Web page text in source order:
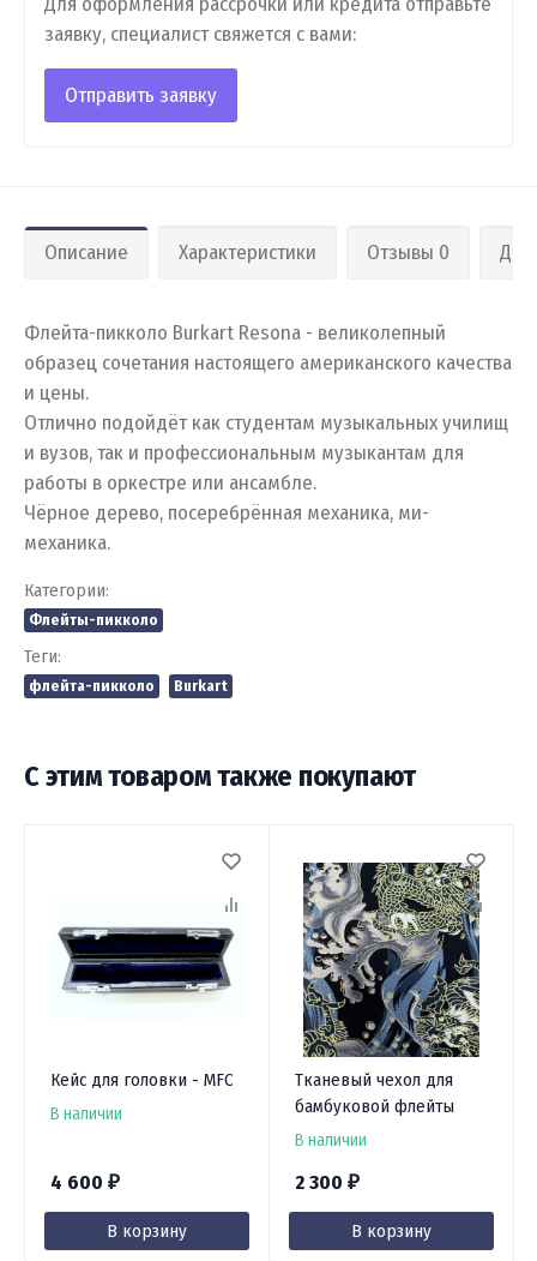
заявку, специалист свяжется с вами:
Отправить заявку
Описание Характеристики Отзывы 0
Флейта-пикколо Burkart Resona - великолепный
образец сочетания настоящего американского качества
и цены.
Отлично подойдёт как студентам музыкальных училищ
и вузов, так и профессиональным музыкантам для
работы в оркестре или ансамбле.
Чёрное дерево, посеребрённая механика, ми-
механика.
Категории:
Флейты-пикколо
Теги:
флейта-пикколо Burkart
С этим товаром также покупают
Кейс для головки - MFC
В наличии
4 600 ₽
В корзину
Тканевый чехол для
бамбуковой флейты
В наличии
2 300 ₽
В корзину